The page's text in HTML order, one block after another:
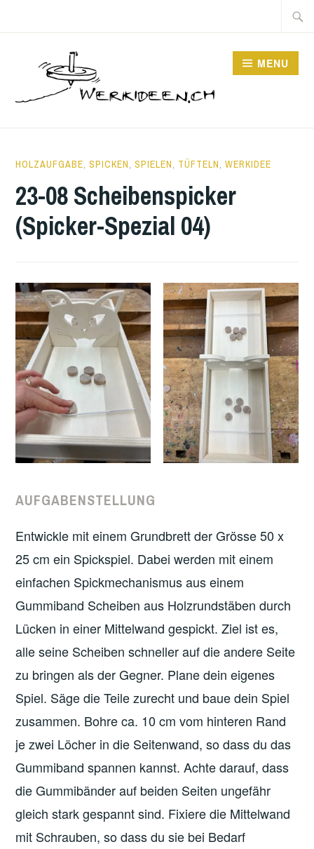
MENU
31
2023
WERKIDEEN_LNGZXY
HOLZAUFGABE,SPICKEN,SPIELEN, TÜFTELN,WERKIDEE
23-08 Scheibenspicker
(Spicker-Spezial 04)
AUFGABENSTELLUNG
Entwickle mit einem Grundbrett der Grösse 50 x
25 cm ein Spickspiel. Dabei werden mit einem
einfachen Spickmechanismus aus einem
Gummiband Scheiben aus Holzrundstäben durch
Lücken in einer Mittelwand gespickt. Ziel ist es,
alle seine Scheiben schneller auf die andere Seite
zu bringen als der Gegner. Plane dein eigenes
Spiel. Säge die Teile zurecht und baue dein Spiel
zusammen. Bohre ca. 10 cm vom hinteren Rand
je zwei Löcher in die Seitenwand, so dass du das
Gummiband spannen kannst. Achte darauf, dass
die Gummibänder auf beiden Seiten ungefähr
gleich stark gespannt sind. Fixiere die Mittelwand
mit Schrauben, so dass du sie bei Bedarf